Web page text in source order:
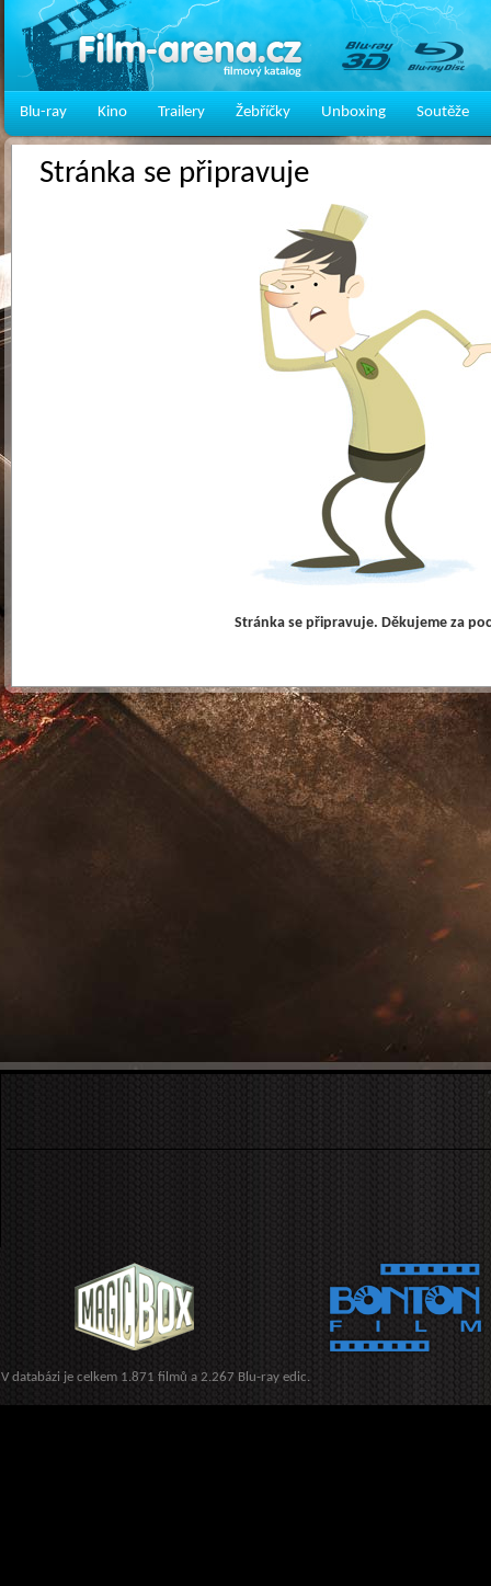
Blu-ray Kino Trailery Žebříčky Unboxing Soutěže
Stránka se připravuje
Stránka se připravuje. Děkujeme za
V databázi je celkem 1.871 filmů a 2.267 Blu-ray edic.